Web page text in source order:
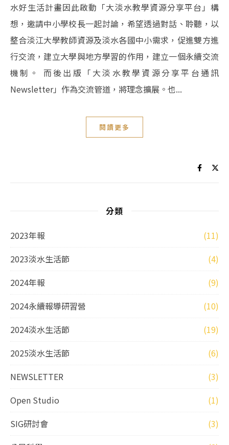
水好生活計畫因此啟動「大淡水教學資源分享平台」構
想，邀請中小學校長一起討論，希望透過對話、聆聽，以
整合淡江大學教師資源及淡水各國中小需求，促進雙方進
行交流，建立大學與地方學習的作用，建立一個永續交流
機制。 而後出版「大淡水教學資源分享平台通訊
Newsletter」作為交流管道，將理念擴展。也...
閱讀更多
分類
2023年報
(11)
2023淡水生活節
(4)
2024年報
(9)
2024永續報導研習營
(10)
2024淡水生活節
(19)
2025淡水生活節
(6)
NEWSLETTER
(3)
Open Studio
(1)
SIG研討會
(3)